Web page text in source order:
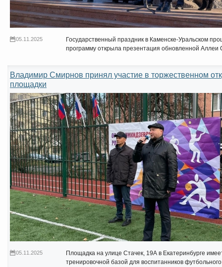
05.11.2025
Государственный праздник в Каменске-Уральском
программу открыла презентация обновленной Аллеи
Владимир Смирнов принял участие в торжественном
площадки
05.11.2025
Площадка на улице Стачек, 19А в Екатеринбурге
тренировочной базой для воспитанников